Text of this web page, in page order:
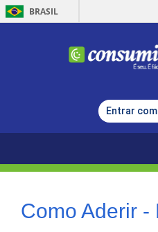
BRASIL
Entrar com
Como Aderir -